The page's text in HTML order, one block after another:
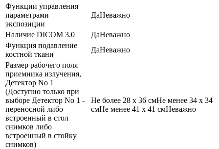
Функции управления
параметрами
экспозиции
ДаНеважно
Наличие DICOM 3.0 ДаНеважно
Функция подавление
костной ткани
ДаНеважно
Размер рабочего поля
приемника излучения,
Детектор No 1
(Доступно только при
выборе Детектор No 1 -
переносной либо
встроенный в стол
снимков либо
встроенный в стойку
снимков)
Не более 28 х 36 смНе менее 34 х 34
смНе менее 41 х 41 смНеважно